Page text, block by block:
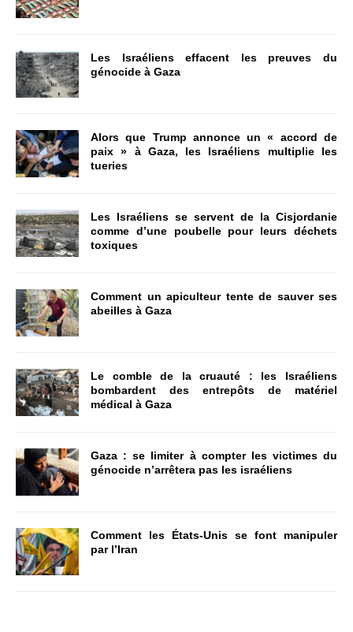
Les Israéliens effacent les preuves du
génocide à Gaza
Alors que Trump annonce un « accord de
paix » à Gaza, les Israéliens multiplie les
tueries
Les Israéliens se servent de la Cisjordanie
comme d’une poubelle pour leurs déchets
toxiques
Comment un apiculteur tente de sauver ses
abeilles à Gaza
Le comble de la cruauté : les Israéliens
bombardent des entrepôts de matériel
médical à Gaza
Gaza : se limiter à compter les victimes du
génocide n’arrêtera pas les israéliens
Comment les États-Unis se font manipuler
par l’Iran